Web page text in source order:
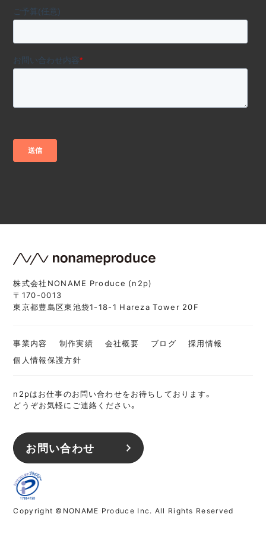
株式会社NONAME Produce (n2p)
〒170-0013
東京都豊島区東池袋1-18-1 Hareza Tower 20F
事業内容 制作実績 会社概要 ブログ
採用情報
個人情報保護方針
n2pはお仕事のお問い合わせをお待ちしております。
どうぞお気軽にご連絡ください。
お問い合わせ
Copyright ©NONAME Produce Inc. All Rights Reserved